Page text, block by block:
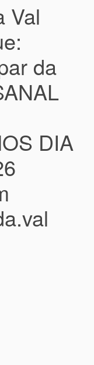
Val
da
DIA